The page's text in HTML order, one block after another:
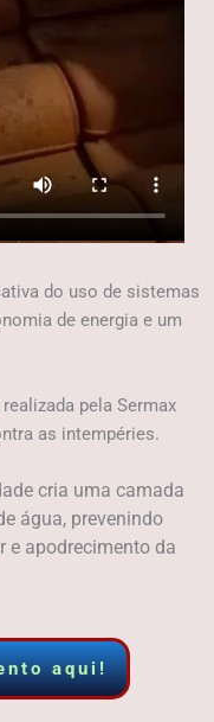
do uso de sistemas
de energia e um
pela Sermax
as intempéries.
cria uma camada
água, prevenindo
e apodrecimento da
aqui!